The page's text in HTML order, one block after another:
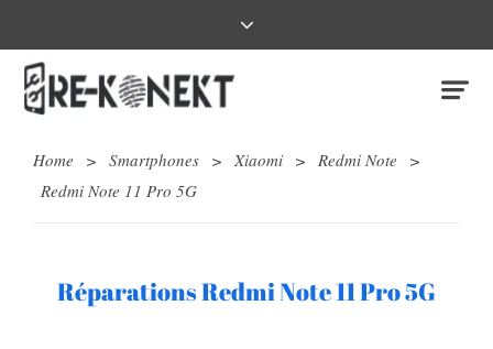
Home > Smartphones > Xiaomi > Redmi Note
>
Redmi Note 11 Pro 5G
Réparations Redmi Note 11 Pro 5G